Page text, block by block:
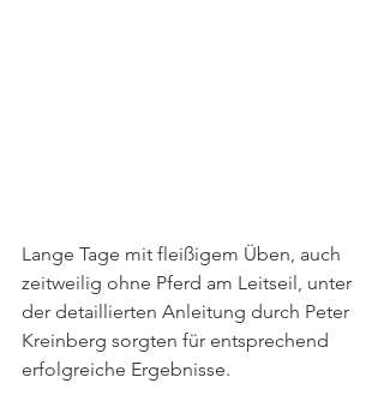
Lange Tage mit fleißigem Üben, auch
zeitweilig ohne Pferd am Leitseil, unter
der detaillierten Anleitung durch Peter
Kreinberg sorgten für entsprechend
erfolgreiche Ergebnisse.